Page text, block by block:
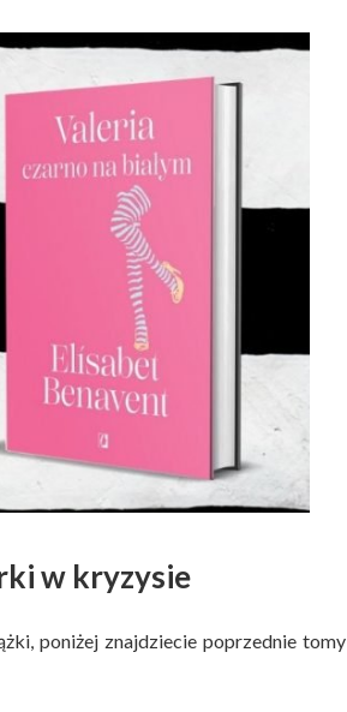
w kryzysie
poniżej znajdziecie poprzednie tomy